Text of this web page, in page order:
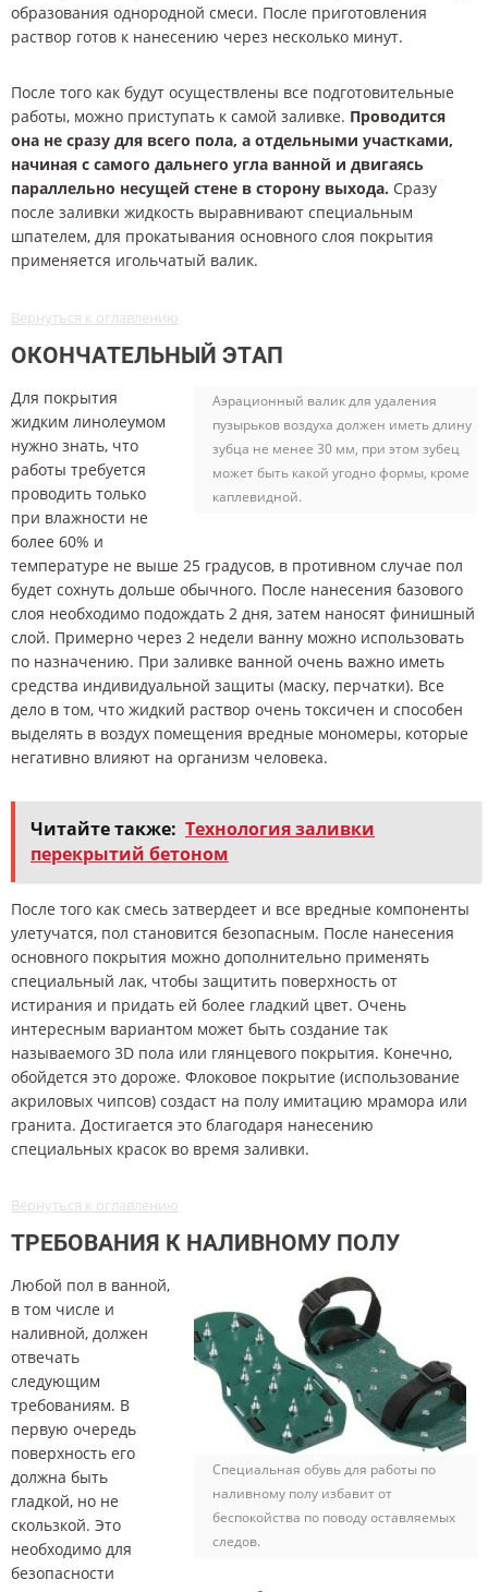
образования однородной смеси. После приготовления
раствор готов к нанесению через несколько минут.
После того как будут осуществлены все подготовительные
работы, можно приступать к самой заливке. Проводится
она не сразу для всего пола, а отдельными участками,
начиная с самого дальнего угла ванной и двигаясь
параллельно несущей стене в сторону выхода. Сразу
после заливки жидкость выравнивают специальным
шпателем, для прокатывания основного слоя покрытия
применяется игольчатый валик.
Вернуться к оглавлению
ОКОНЧАТЕЛЬНЫЙ ЭТАП
Аэрационный валик для удаления
пузырьков воздуха должен иметь длину
зубца не менее 30 мм, при этом зубец
может быть какой угодно формы, кроме
каплевидной.
Для покрытия
жидким линолеумом
нужно знать, что
работы требуется
проводить только
при влажности не
более 60% и
температуре не выше 25 градусов, в противном случае пол
будет сохнуть дольше обычного. После нанесения базового
слоя необходимо подождать 2 дня, затем наносят финишный
слой. Примерно через 2 недели ванну можно использовать
по назначению. При заливке ванной очень важно иметь
средства индивидуальной защиты (маску, перчатки). Все
дело в том, что жидкий раствор очень токсичен и способен
выделять в воздух помещения вредные мономеры, которые
негативно влияют на организм человека.
Читайте также: Технология заливки
перекрытий бетоном
После того как смесь затвердеет и все вредные компоненты
улетучатся, пол становится безопасным. После нанесения
основного покрытия можно дополнительно применять
специальный лак, чтобы защитить поверхность от
истирания и придать ей более гладкий цвет. Очень
интересным вариантом может быть создание так
называемого 3D пола или глянцевого покрытия. Конечно,
обойдется это дороже. Флоковое покрытие (использование
акриловых чипсов) создаст на полу имитацию мрамора или
гранита. Достигается это благодаря нанесению
специальных красок во время заливки.
Вернуться к оглавлению
ТРЕБОВАНИЯ К НАЛИВНОМУ ПОЛУ
Специальная обувь для работы по
наливному полу избавит от
беспокойства по поводу оставляемых
следов.
Любой пол в ванной,
в том числе и
наливной, должен
отвечать
следующим
требованиям. В
первую очередь
поверхность его
должна быть
гладкой, но не
скользкой. Это
необходимо для
безопасности